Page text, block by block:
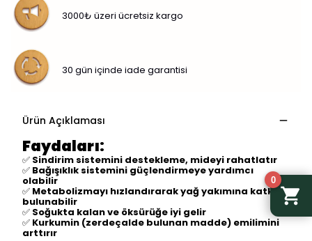
0
3000₺ üzeri ücretsiz kargo
30 gün içinde iade garantisi
Ürün Açıklaması
Faydaları:
✅ Sindirim sistemini destekleme, mideyi rahatlatır
✅ Bağışıklık sistemini güçlendirmeye yardımcı
olabilir
✅ Metabolizmayı hızlandırarak yağ yakımına katkıda
bulunabilir
✅ Soğukta kalan ve öksürüğe iyi gelir
✅ Kurkumin (zerdeçalde bulunan madde) emilimini
arttırır